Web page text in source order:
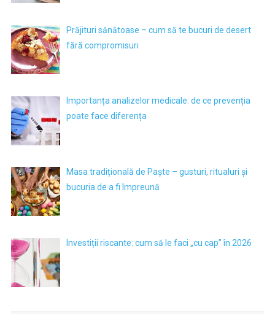
Prăjituri sănătoase – cum să te bucuri de desert
fără compromisuri
Importanța analizelor medicale: de ce prevenția
poate face diferența
Masa tradițională de Paște – gusturi, ritualuri și
bucuria de a fi împreună
Investiții riscante: cum să le faci „cu cap” în 2026